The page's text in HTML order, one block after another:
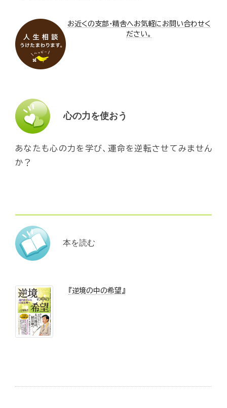
お近くの支部・精舎へお気軽にお問い合わせく
ださい。
心の力を使おう
あなたも心の力を学び、運命を逆転させてみません
か？
本を読む
『逆境の中の希望』